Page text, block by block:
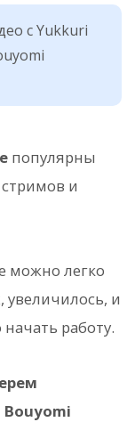
с Yukkuri
популярны
и
можно легко
увеличилось, и
работу.